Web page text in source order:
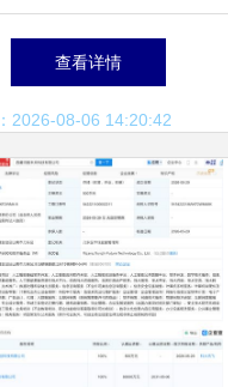
能行业发展趋势与应用
软件开发展望
查看详情
2026-08-06 14:20:42